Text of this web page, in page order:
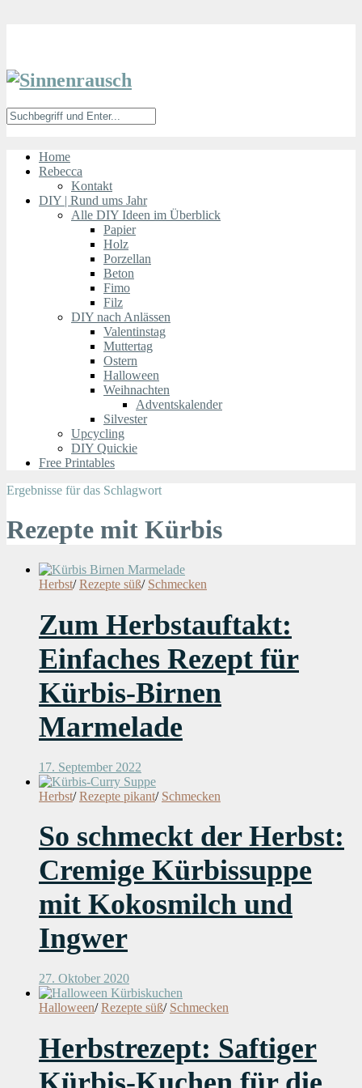
Home
Rebecca
Kontakt
DIY | Rund ums Jahr
Alle DIY Ideen im Überblick
Papier
Holz
Porzellan
Beton
Fimo
Filz
DIY nach Anlässen
Valentinstag
Muttertag
Ostern
Halloween
Weihnachten
Adventskalender
Silvester
Upcycling
DIY Quickie
Free Printables
Ergebnisse für das Schlagwort
Rezepte mit Kürbis
Herbst/ Rezepte süß/ Schmecken
Zum Herbstauftakt:
Einfaches Rezept für
Kürbis-Birnen
Marmelade
17. September 2022
Herbst/ Rezepte pikant/ Schmecken
So schmeckt der Herbst:
Cremige Kürbissuppe
mit Kokosmilch und
Ingwer
27. Oktober 2020
Halloween/ Rezepte süß/ Schmecken
Herbstrezept: Saftiger